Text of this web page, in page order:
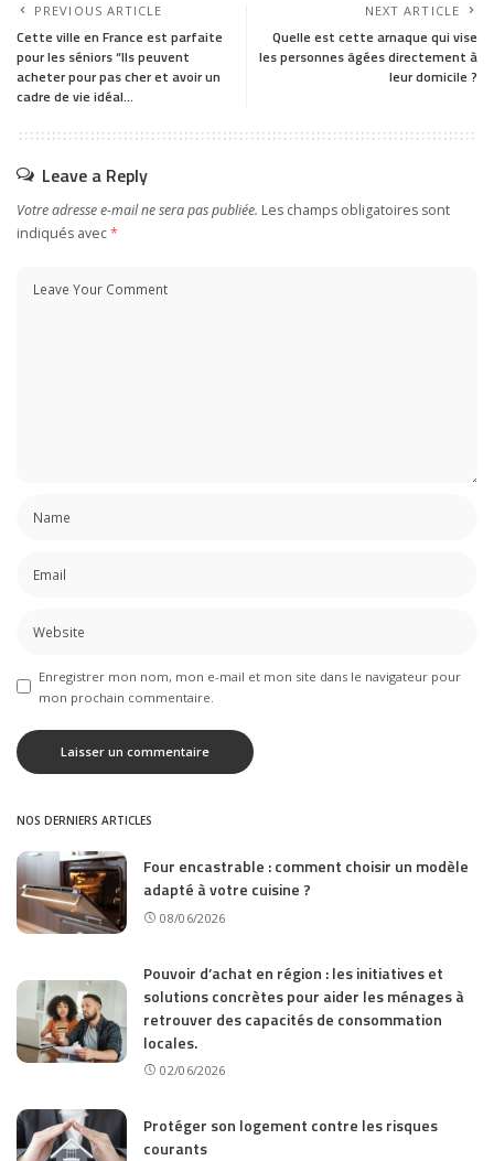
PREVIOUS ARTICLE
Cette ville en France est parfaite
pour les séniors “Ils peuvent
acheter pour pas cher et avoir un
cadre de vie idéal…
NEXT ARTICLE
Quelle est cette arnaque qui vise
les personnes âgées directement à
leur domicile ?
Leave a Reply
Votre adresse e-mail ne sera pas publiée. Les champs obligatoires sont
indiqués avec*
Enregistrer mon nom, mon e-mail et mon site dans le navigateur pour
mon prochain commentaire.
NOS DERNIERS ARTICLES
Four encastrable : comment choisir un modèle
adapté à votre cuisine ?
08/06/2026
Pouvoir d’achat en région : les initiatives et
solutions concrètes pour aider les ménages à
retrouver des capacités de consommation
locales.
02/06/2026
Protéger son logement contre les risques
courants